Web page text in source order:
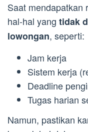
Saat mendapatkan
hal-hal yang tidak
lowongan, seperti:
Jam kerja
Sistem kerja
Deadline
Tugas harian
Namun, pastikan